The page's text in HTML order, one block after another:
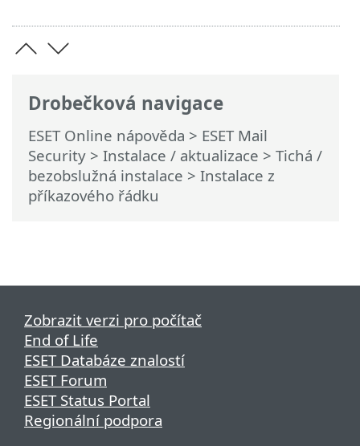
Drobečková navigace
ESET Online nápověda > ESET Mail
Security > Instalace / aktualizace > Tichá /
bezobslužná instalace > Instalace z
příkazového řádku
Zobrazit verzi pro počítač
End of Life
ESET Databáze znalostí
ESET Forum
ESET Status Portal
Regionální podpora